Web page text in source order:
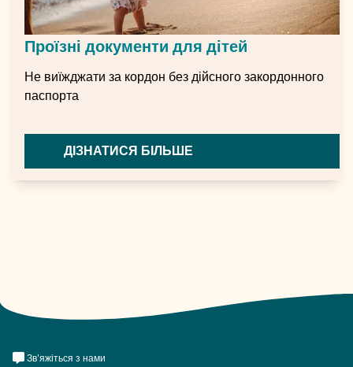
Проїзні документи для дітей
Не виїжджати за кордон без дійсного закордонного
паспорта
ДІЗНАТИСЯ БІЛЬШЕ
MetaЗв'яжіться з нами